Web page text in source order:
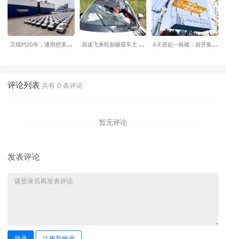
又续约20年，通用把美国
高速飞来轮胎砸晕车主 小
6天搭起一栋楼：首开集团
评论列表 共有 0 条评论
暂无评论
发表评论